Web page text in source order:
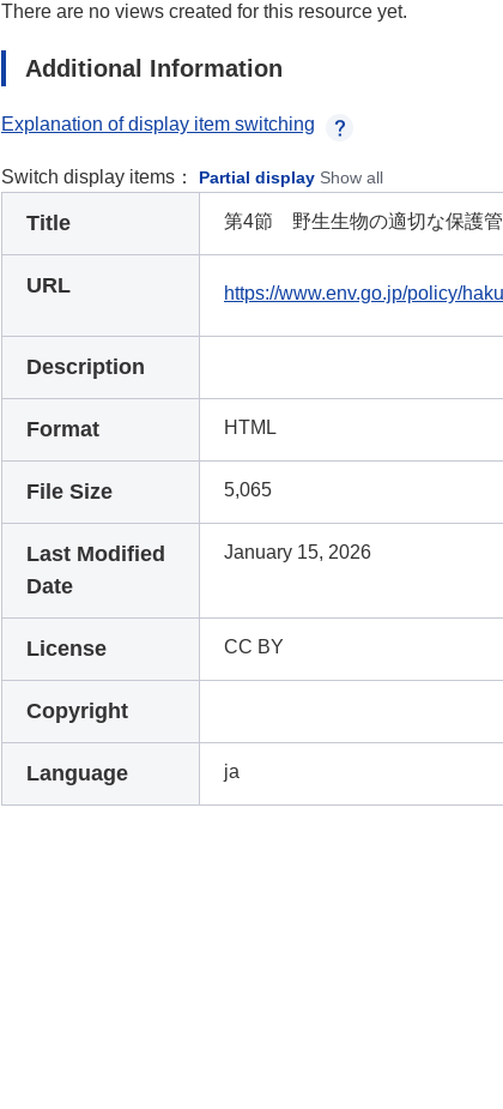
There are no views created for this resource yet.
Additional Information
Explanation of display item switching
Switch display items： Partial display Show all
Title 第4節 野生生物の適切な保護
URL https://www.env.go.jp/policy/
Description
Format HTML
File Size 5,065
Last Modified
Date
January 15, 2026
License CC BY
Copyright
Language ja